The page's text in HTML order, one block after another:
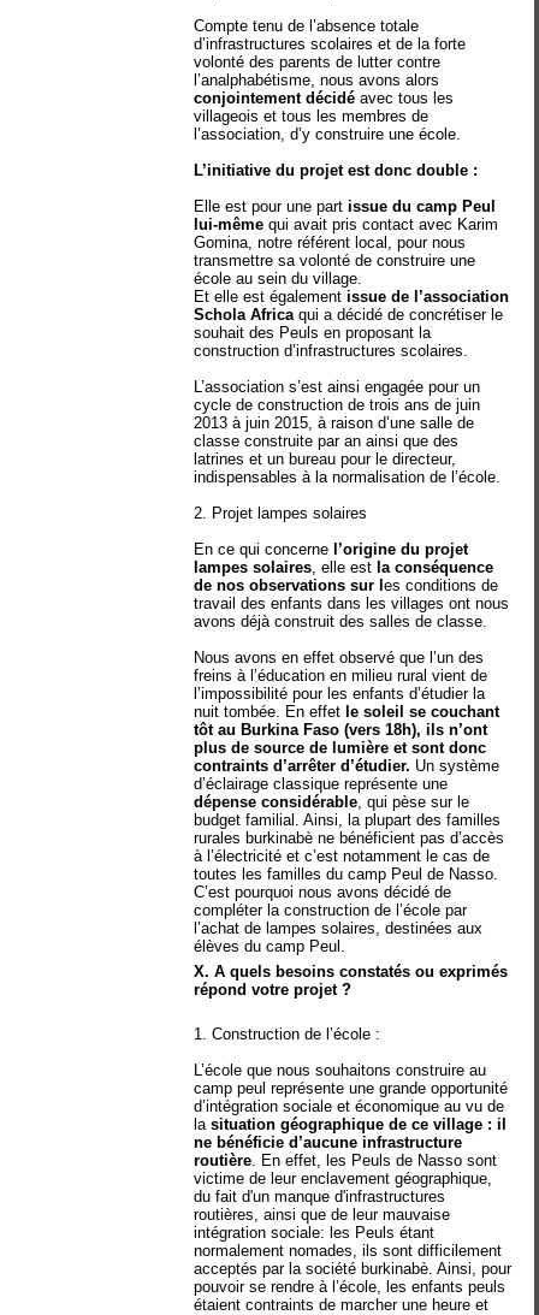
Compte tenu de l’absence totale
d’infrastructures scolaires et de la forte
volonté des parents de lutter contre
l’analphabétisme, nous avons alors
conjointement décidé avec tous les
villageois et tous les membres de
l’association, d’y construire une école.
L’initiative du projet est donc double :
Elle est pour une part issue du camp Peul
lui-même qui avait pris contact avec Karim
Gomina, notre référent local, pour nous
transmettre sa volonté de construire une
école au sein du village.
Et elle est également issue de l’association
Schola Africaqui a décidé de concrétiser le
souhait des Peuls en proposant la
construction d’infrastructures scolaires.
L’association s’est ainsi engagée pour un
cycle de construction de trois ans de juin
2013 à juin 2015, à raison d’une salle de
classe construite par an ainsi que des
latrines et un bureau pour le directeur,
indispensables à la normalisation de l’école.
2. Projet lampes solaires
En ce qui concernel’origine du projet
lampes solaires , elle estla conséquence
de nos observations sur les conditions de
travail des enfants dans les villages ont nous
avons déjà construit des salles de classe.
Nous avons en effet observé que l’un des
freins à l’éducation en milieu rural vient de
l’impossibilité pour les enfants d’étudier la
nuit tombée. En effetle soleil se couchant
tôt au Burkina Faso (vers 18h), ils n’ont
plus de source de lumière et sont donc
contraints d’arrêter d’étudier. Un système
d’éclairage classique représente une
dépense considérable , qui pèse sur le
budget familial. Ainsi, la plupart des familles
rurales burkinabè ne bénéficient pas d’accès
à l’électricité et c’est notamment le cas de
toutes les familles du camp Peul de Nasso.
C’est pourquoi nous avons décidé de
compléter la construction de l’école par
l’achat de lampes solaires, destinées aux
élèves du camp Peul.
X. A quels besoins constatés ou exprimés
répond votre projet ?
1. Construction de l’école :
L’école que nous souhaitons construire au
camp peul représente une grande opportunité
d’intégration sociale et économique au vu de
la situation géographique de ce village : il
ne bénéficie d’aucune infrastructure
routière . En effet, les Peuls de Nasso sont
victime de leur enclavement géographique,
du fait d'un manque d'infrastructures
routières, ainsi que de leur mauvaise
intégration sociale: les Peuls étant
normalement nomades, ils sont difficilement
acceptés par la société burkinabè. Ainsi, pour
pouvoir se rendre à l’école, les enfants peuls
étaient contraints de marcher une heure et